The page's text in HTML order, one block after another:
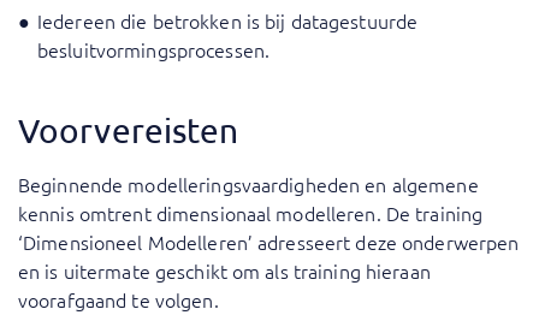
Iedereen die betrokken is bij datagestuurde
besluitvormingsprocessen.
Voorvereisten
Beginnende modelleringsvaardigheden en algemene
kennis omtrent dimensionaal modelleren. De training
‘Dimensioneel Modelleren’ adresseert deze onderwerpen
en is uitermate geschikt om als training hieraan
voorafgaand te volgen.